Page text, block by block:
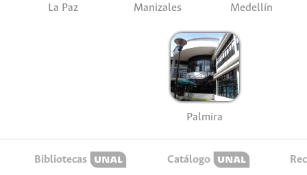
La Paz Manizales Medellín
Palmira
Bibliotecas Catálogo